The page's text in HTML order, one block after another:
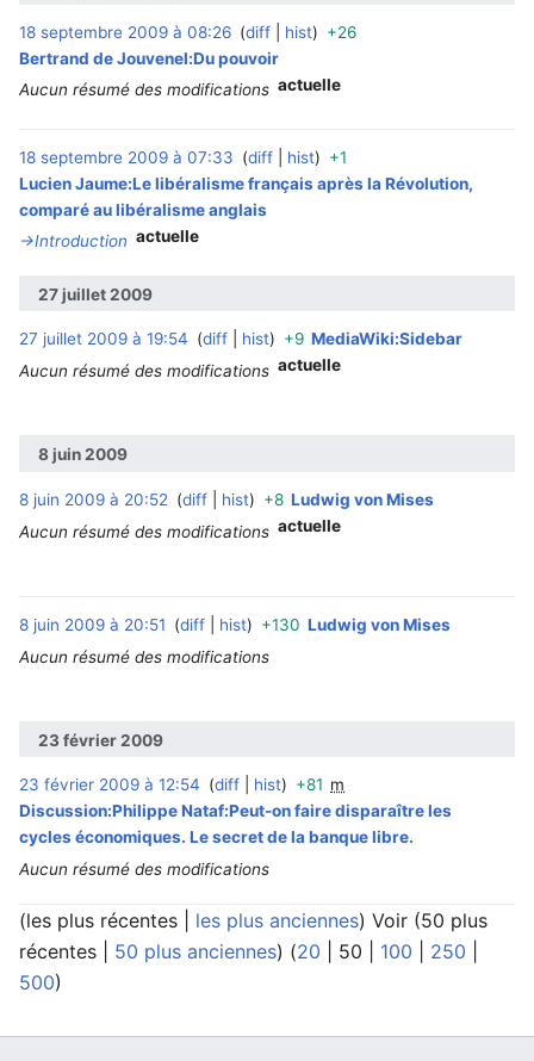
18 septembre 2009 à 08:26 diff hist +26
Bertrand de Jouvenel:Du pouvoir
Aucun résumé des modifications actuelle
18 septembre 2009 à 07:33 diff hist +1
Lucien Jaume:Le libéralisme français après la Révolution,
comparé au libéralisme anglais
→‎Introduction actuelle
27 juillet 2009
27 juillet 2009 à 19:54 diff hist +9 MediaWiki:Sidebar
Aucun résumé des modifications actuelle
8 juin 2009
8 juin 2009 à 20:52 diff hist +8 Ludwig von Mises
Aucun résumé des modifications actuelle
8 juin 2009 à 20:51 diff hist +130 Ludwig von Mises
Aucun résumé des modifications
23 février 2009
23 février 2009 à 12:54 diff hist +81 m
Discussion:Philippe Nataf:Peut-on faire disparaître les
cycles économiques. Le secret de la banque libre.
Aucun résumé des modifications
(les plus récentes les plus anciennes) Voir (50 plus
récentes
50 plus anciennes) (20 50 100 250
500)